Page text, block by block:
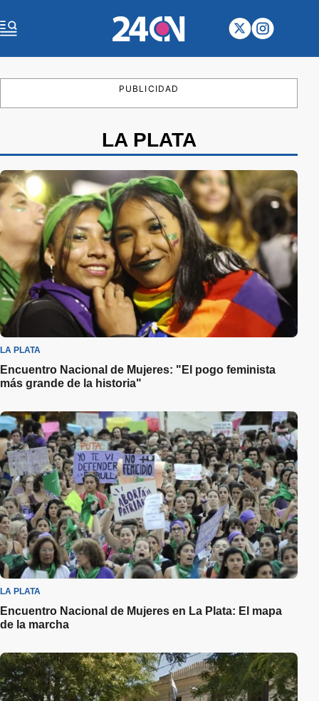
PUBLICIDAD
LA PLATA
LA PLATA
Encuentro Nacional de Mujeres: "El pogo feminista
más grande de la historia"
LA PLATA
Encuentro Nacional de Mujeres en La Plata: El mapa
de la marcha